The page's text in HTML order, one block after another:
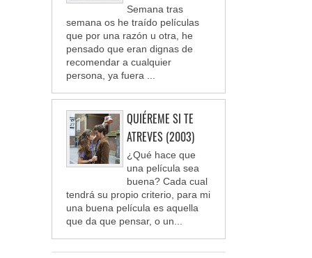
Semana tras
semana os he traído películas
que por una razón u otra, he
pensado que eran dignas de
recomendar a cualquier
persona, ya fuera ...
QUIÉREME SI TE
ATREVES (2003)
¿Qué hace que
una película sea
buena? Cada cual
tendrá su propio criterio, para mi
una buena película es aquella
que da que pensar, o un...